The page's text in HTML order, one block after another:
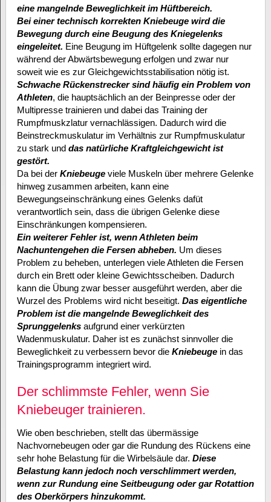
eine mangelnde Beweglichkeit im Hüftbereich.
Bei einer technisch korrekten Kniebeuge wird die
Bewegung durch eine Beugung des Kniegelenks
eingeleitet. Eine Beugung im Hüftgelenk sollte dagegen nur
während der Abwärtsbewegung erfolgen und zwar nur
soweit wie es zur Gleichgewichtsstabilisation nötig ist.
Schwache Rückenstrecker sind häufig ein Problem von
Athleten, die hauptsächlich an der Beinpresse oder der
Multipresse trainieren und dabei das Training der
Rumpfmuskzlatur vernachlässigen. Dadurch wird die
Beinstreckmuskulatur im Verhältnis zur Rumpfmuskulatur
zu stark und das natürliche Kraftgleichgewicht ist
gestört.
Da bei der Kniebeugeviele Muskeln über mehrere Gelenke
hinweg zusammen arbeiten, kann eine
Bewegungseinschränkung eines Gelenks dafüt
verantwortlich sein, dass die übrigen Gelenke diese
Einschränkungen kompensieren.
Ein weiterer Fehler ist, wenn Athleten beim
Nachuntengehen die Fersen abheben. Um dieses
Problem zu beheben, unterlegen viele Athleten die Fersen
durch ein Brett oder kleine Gewichtsscheiben. Dadurch
kann die Übung zwar besser ausgeführt werden, aber die
Wurzel des Problems wird nicht beseitigt. Das eigentliche
Problem ist die mangelnde Beweglichkeit des
Sprunggelenksaufgrund einer verkürzten
Wadenmuskulatur. Daher ist es zunächst sinnvoller die
Beweglichkeit zu verbessern bevor die Kniebeugein das
Trainingsprogramm integriert wird.
Der schlimmste Fehler, wenn Sie
Kniebeuger trainieren.
Wie oben beschrieben, stellt das übermässige
Nachvornebeugen oder gar die Rundung des Rückens eine
sehr hohe Belastung für die Wirbelsäule dar. Diese
Belastung kann jedoch noch verschlimmert werden,
wenn zur Rundung eine Seitbeugung oder gar Rotattion
des Oberkörpers hinzukommt.